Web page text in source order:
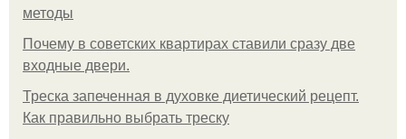
методы
Почему в советских квартирах ставили сразу две
входные двери.
Треска запеченная в духовке диетический рецепт.
Как правильно выбрать треску